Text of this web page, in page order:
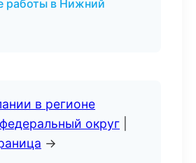
работы в Нижний
в регионе
округ
→